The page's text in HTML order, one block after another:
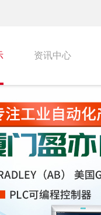
资讯中心